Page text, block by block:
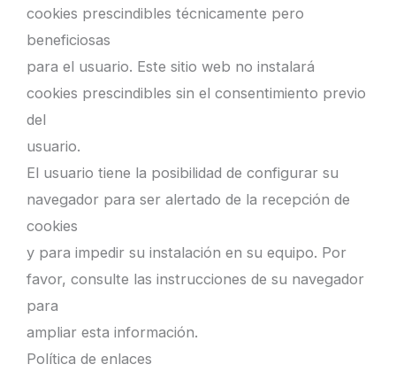
cookies prescindibles técnicamente pero
beneficiosas
para el usuario. Este sitio web no instalará
cookies prescindibles sin el consentimiento previo
del
usuario.
El usuario tiene la posibilidad de configurar su
navegador para ser alertado de la recepción de
cookies
y para impedir su instalación en su equipo. Por
favor, consulte las instrucciones de su navegador
para
ampliar esta información.
Política de enlaces